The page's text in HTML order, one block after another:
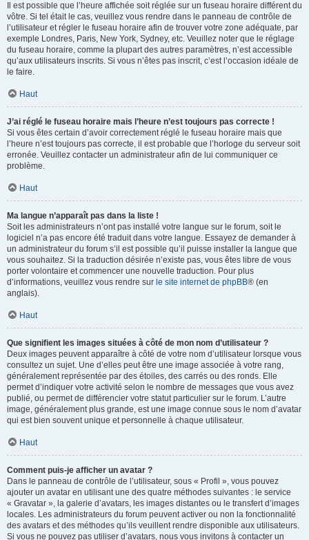
Il est possible que l’heure affichée soit réglée sur un fuseau horaire différent du
vôtre. Si tel était le cas, veuillez vous rendre dans le panneau de contrôle de
l’utilisateur et régler le fuseau horaire afin de trouver votre zone adéquate, par
exemple Londres, Paris, New York, Sydney, etc. Veuillez noter que le réglage
du fuseau horaire, comme la plupart des autres paramètres, n’est accessible
qu’aux utilisateurs inscrits. Si vous n’êtes pas inscrit, c’est l’occasion idéale de
le faire.
Haut
J’ai réglé le fuseau horaire mais l’heure n’est toujours pas correcte !
Si vous êtes certain d’avoir correctement réglé le fuseau horaire mais que
l’heure n’est toujours pas correcte, il est probable que l’horloge du serveur soit
erronée. Veuillez contacter un administrateur afin de lui communiquer ce
problème.
Haut
Ma langue n’apparaît pas dans la liste !
Soit les administrateurs n’ont pas installé votre langue sur le forum, soit le
logiciel n’a pas encore été traduit dans votre langue. Essayez de demander à
un administrateur du forum s’il est possible qu’il puisse installer la langue que
vous souhaitez. Si la traduction désirée n’existe pas, vous êtes libre de vous
porter volontaire et commencer une nouvelle traduction. Pour plus
d’informations, veuillez vous rendre sur le site internet de phpBB® (en
anglais).
Haut
Que signifient les images situées à côté de mon nom d’utilisateur ?
Deux images peuvent apparaître à côté de votre nom d’utilisateur lorsque vous
consultez un sujet. Une d’elles peut être une image associée à votre rang,
généralement représentée par des étoiles, des carrés ou des ronds. Elle
permet d’indiquer votre activité selon le nombre de messages que vous avez
publié, ou permet de différencier votre statut particulier sur le forum. L’autre
image, généralement plus grande, est une image connue sous le nom d’avatar
qui est bien souvent unique et personnelle à chaque utilisateur.
Haut
Comment puis-je afficher un avatar ?
Dans le panneau de contrôle de l’utilisateur, sous « Profil », vous pouvez
ajouter un avatar en utilisant une des quatre méthodes suivantes : le service
« Gravatar », la galerie d’avatars, les images distantes ou le transfert d’images
locales. Les administrateurs du forum peuvent activer ou non la fonctionnalité
des avatars et des méthodes qu’ils veuillent rendre disponible aux utilisateurs.
Si vous ne pouvez pas utiliser d’avatars, nous vous invitons à contacter un